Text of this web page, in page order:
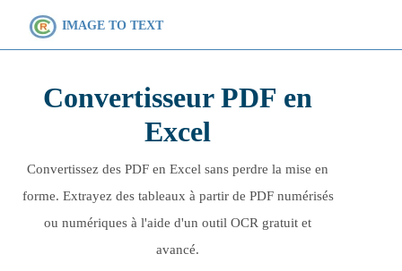
IMAGE TO TEXT
Convertisseur PDF en
Excel
Convertissez des PDF en Excel sans perdre la mise en
forme. Extrayez des tableaux à partir de PDF numérisés
ou numériques à l'aide d'un outil OCR gratuit et
avancé.